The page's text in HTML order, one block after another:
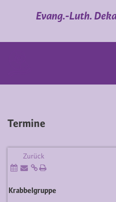
Evang.-Luth.
Termine
Zurück
Krabbelgruppe